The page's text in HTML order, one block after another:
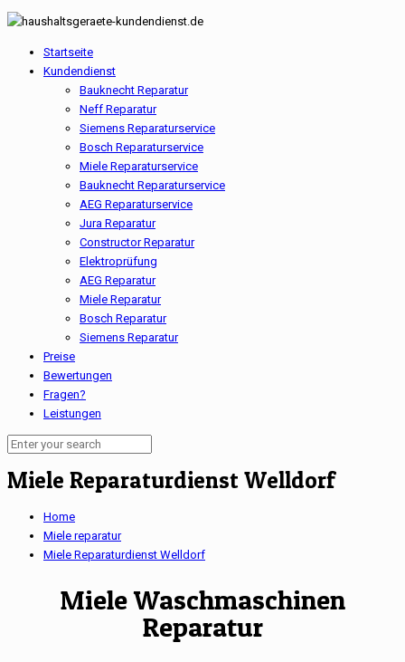
Startseite
Kundendienst
Bauknecht Reparatur
Neff Reparatur
Siemens Reparaturservice
Bosch Reparaturservice
Miele Reparaturservice
Bauknecht Reparaturservice
AEG Reparaturservice
Jura Reparatur
Constructor Reparatur
Elektroprüfung
AEG Reparatur
Miele Reparatur
Bosch Reparatur
Siemens Reparatur
Preise
Bewertungen
Fragen?
Leistungen
Miele Reparaturdienst Welldorf
Home
Miele reparatur
Miele Reparaturdienst Welldorf
Miele Waschmaschinen
Reparatur